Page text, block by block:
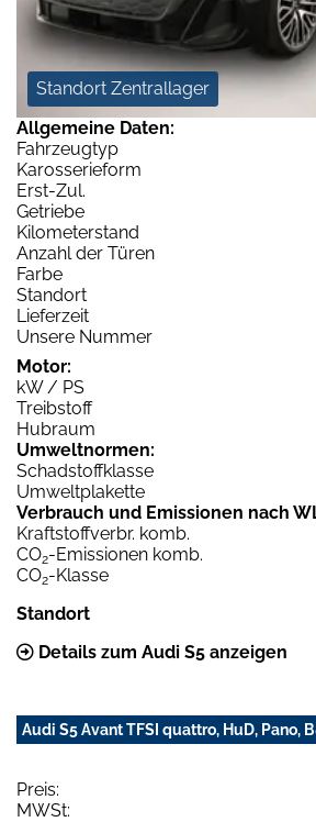
Standort Zentrallager
Allgemeine Daten:
Fahrzeugtyp
Karosserieform
Erst-Zul.
Getriebe
Kilometerstand
Anzahl der Türen
Farbe
Standort
Lieferzeit
Unsere Nummer
Motor:
kW / PS
Treibstoff
Hubraum
Umweltnormen:
Schadstoffklasse
Umweltplakette
Verbrauch und Emissionen nach
Kraftstoffverbr. komb.
CO2-Emissionen komb.
CO2-Klasse
Standort
Details zum Audi S5 anzeigen
Audi S5 Avant TFSI quattro, HuD, Pano,
Preis:
MWSt: